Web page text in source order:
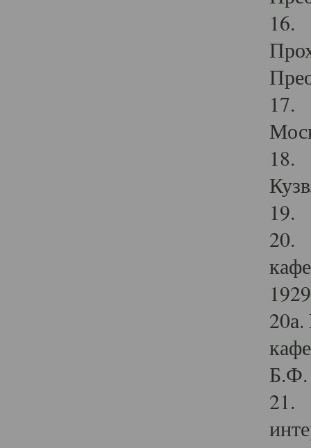
16.
17.
18.
19.
20.
Б.Ф.
21.